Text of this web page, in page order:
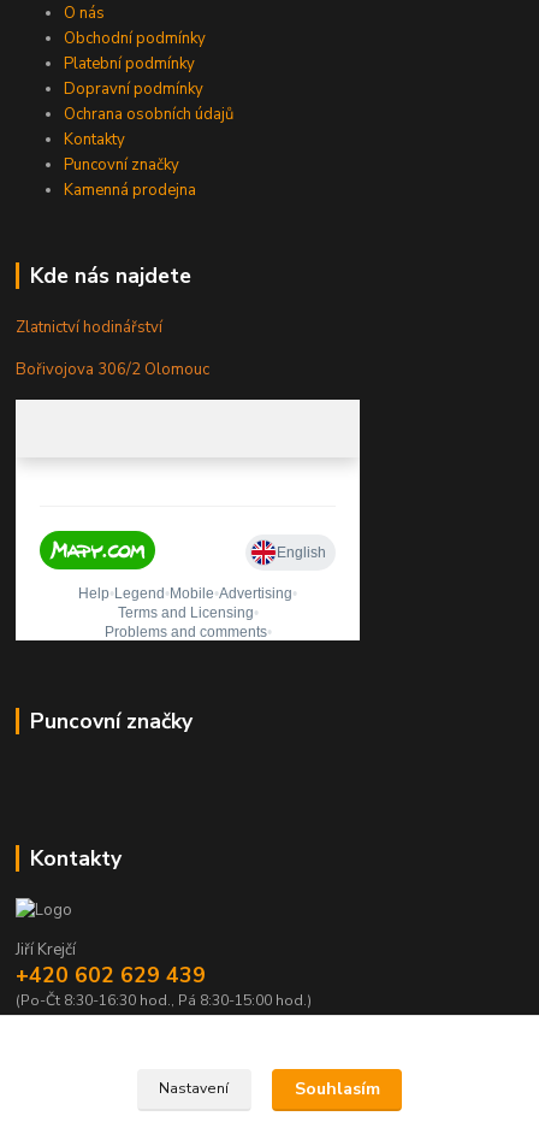
O nás
Obchodní podmínky
Platební podmínky
Dopravní podmínky
Ochrana osobních údajů
Kontakty
Puncovní značky
Kamenná prodejna
Kde nás najdete
Zlatnictví hodinářství
Bořivojova 306/2 Olomouc
Puncovní značky
Kontakty
Jiří Krejčí
+420 602 629 439
(Po-Čt 8:30-16:30 hod., Pá 8:30-15:00 hod.)
Nastavení Souhlasím